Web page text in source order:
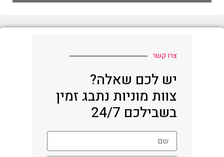
צרו קשר
יש לכם שאלה?
צוות מוניות נתבג זמין
בשבילכם 24/7